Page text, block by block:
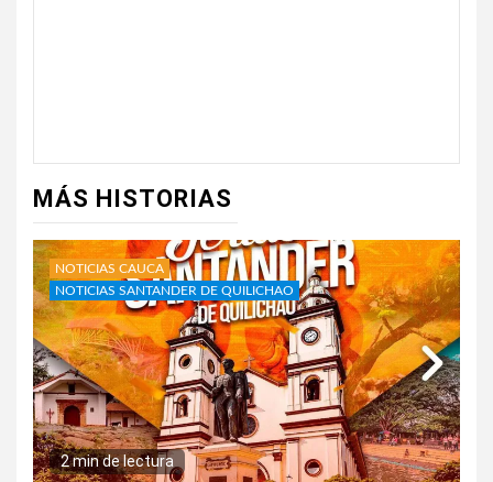
MÁS HISTORIAS
NOTICIAS CAUCA
NOTICIAS SANTANDER DE QUILICHAO
2 min de lectura